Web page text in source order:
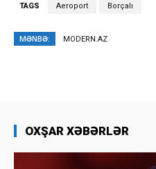
TAGS Aeroport Borçalı
MƏNBƏ: MODERN.AZ
OXŞAR XƏBƏRLƏR